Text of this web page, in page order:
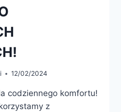
12/02/2024
codziennego komfortu!
z